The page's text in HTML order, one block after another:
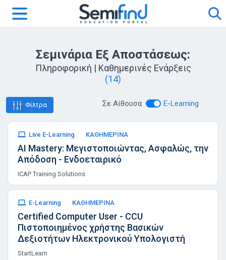
Σεμινάρια Εξ Αποστάσεως:
Πληροφορική | Καθημερινές Ενάρξεις
(14)
Φίλτρα Σε Αίθουσα E-Learning
Live E-Learning ΚΑΘΗΜΕΡΙΝΑ
AI Mastery: Μεγιστοποιώντας, Ασφαλώς, την
Απόδοση - Ενδοεταιρικό
ICAP Training Solutions
E-Learning ΚΑΘΗΜΕΡΙΝΑ
Certified Computer User - CCU
Πιστοποιημένος χρήστης Βασικών
Δεξιοτήτων Ηλεκτρονικού Υπολογιστή
StartLearn